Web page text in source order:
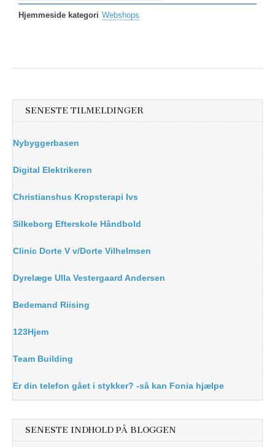
Hjemmeside kategori Webshops
SENESTE TILMELDINGER
Nybyggerbasen
Digital Elektrikeren
Christianshus Kropsterapi Ivs
Silkeborg Efterskole Håndbold
Clinic Dorte V v/Dorte Vilhelmsen
Dyrelæge Ulla Vestergaard Andersen
Bedemand Riising
123Hjem
Team Building
Er din telefon gået i stykker? -så kan Fonia hjælpe
SENESTE INDHOLD PÅ BLOGGEN